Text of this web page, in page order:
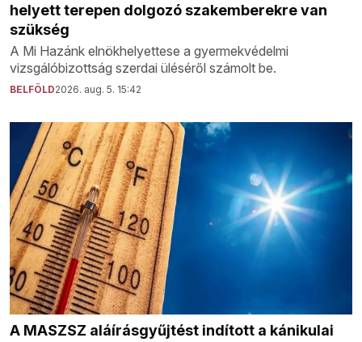
helyett terepen dolgozó szakemberekre van
szükség
A Mi Hazánk elnökhelyettese a gyermekvédelmi
vizsgálóbizottság szerdai üléséről számolt be.
BELFÖLD2026. aug. 5. 15:42
A MASZSZ aláírásgyűjtést indított a kánikulai